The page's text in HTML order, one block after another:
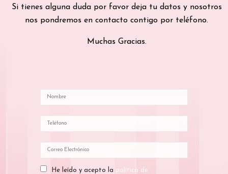
Si tienes alguna duda por favor deja tu datos y nosotros
nos pondremos en contacto contigo por teléfono.
Muchas Gracias.
He leído y acepto la política de